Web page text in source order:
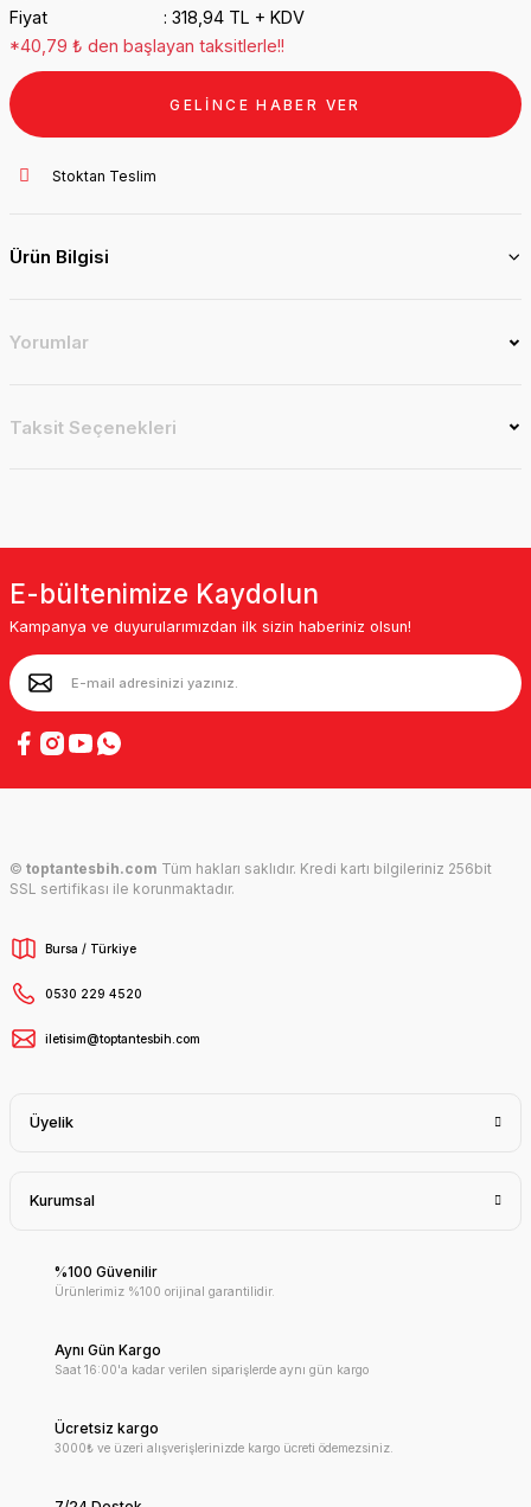
Fiyat
318,94 TL + KDV
*40,79 ₺ den başlayan taksitlerle!!
GELİNCE HABER VER
Stoktan Teslim
Ürün Bilgisi
Yorumlar
Taksit Seçenekleri
E-bültenimize Kaydolun
Kampanya ve duyurularımızdan ilk sizin haberiniz olsun!
© toptantesbih.com Tüm hakları saklıdır. Kredi kartı bilgileriniz 256bit
SSL sertifikası ile korunmaktadır.
Bursa / Türkiye
0530 229 4520
iletisim@toptantesbih.com
Üyelik
Kurumsal
%100 Güvenilir
Ürünlerimiz %100 orijinal garantilidir.
Aynı Gün Kargo
Saat 16:00'a kadar verilen siparişlerde aynı gün kargo
Ücretsiz kargo
3000₺ ve üzeri alışverişlerinizde kargo ücreti ödemezsiniz.